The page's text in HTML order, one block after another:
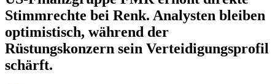
Stimmrechte bei Renk. Analysten bleiben
optimistisch, während der
Rüstungskonzern sein Verteidigungsprofil
schärft.